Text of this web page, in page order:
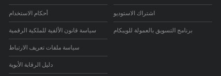
أحكام الاستخدام
سياسة قانون الألفية للملكية الرقمية
سياسة ملفات تعريف الارتباط
دليل الرقابة الأبوية
اشتراك الاستوديو
برنامج التسويق بالعمولة للويبكام